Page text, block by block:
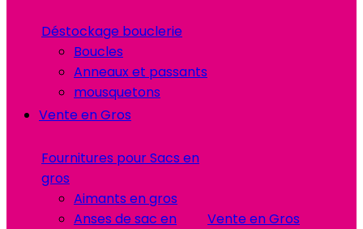
Déstockage bouclerie
Boucles
Anneaux et passants
mousquetons
Vente en Gros
Fournitures pour Sacs en
gros
Aimants en gros
Anses de sac en
Vente en Gros